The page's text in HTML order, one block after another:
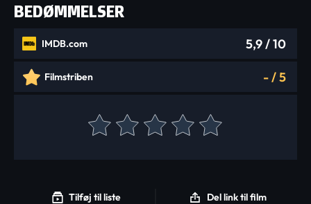
BEDØMMELSER
IMDB.com 5,9/ 10
Filmstriben -/5
Tilføj til liste Del link til film